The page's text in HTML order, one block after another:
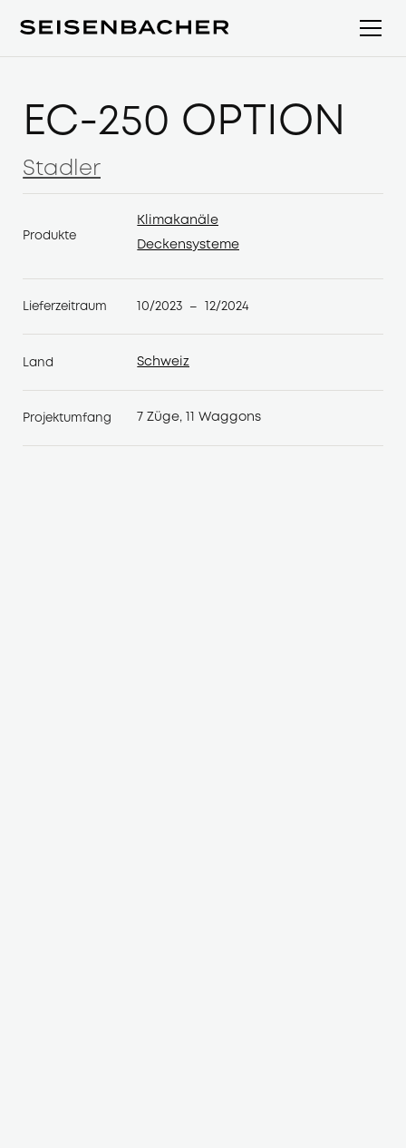
EC-250 OPTION
Stadler
Stadler
Produkte
Klimakanäle
Klimakanäle
Deckensysteme
Lieferzeitraum 10/2023 – 12/2024
Land
Schweiz
Projektumfang 7 Züge, 11 Waggons